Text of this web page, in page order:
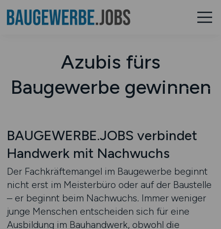
Azubis fürs
Baugewerbe gewinnen
BAUGEWERBE.JOBS verbindet
Handwerk mit Nachwuchs
Der Fachkräftemangel im Baugewerbe beginnt
nicht erst im Meisterbüro oder auf der Baustelle
– er beginnt beim Nachwuchs. Immer weniger
junge Menschen entscheiden sich für eine
Ausbildung im Bauhandwerk, obwohl die